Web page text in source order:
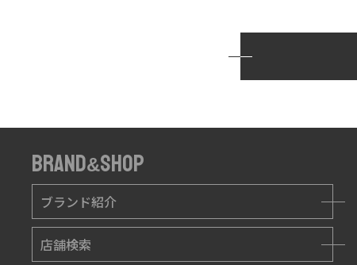
BRAND&SHOP
ブランド紹介
店舗検索